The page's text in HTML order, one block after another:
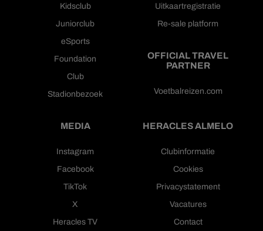
Kidsclub
Juniorclub
eSports
Foundation
Club
Stadionbezoek
Uitkaartregistratie
Re-sale platform
OFFICIAL TRAVEL
PARTNER
Voetbalreizen.com
MEDIA
Instagram
Facebook
TikTok
X
Heracles TV
HERACLES ALMELO
Clubinformatie
Cookies
Privacystatement
Vacatures
Contact